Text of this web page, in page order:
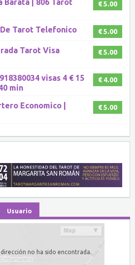
€ 5.00
Barata | 806 Tarot
€ 5.00
Tarot Telefonico
€ 5.00
Tarot Visa
€ 4.00
visas 4 € 15
min
€ 5.00
Economico |
Usuario
no ha sido encontrada.